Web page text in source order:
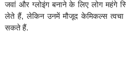
जवां और ग्लोइंग बनाने के लिए लोग महंगे
लेते हैं, लेकिन उनमें मौजूद केमिकल्स
सकते हैं.